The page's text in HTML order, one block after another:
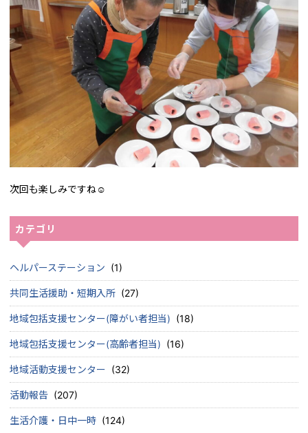
カテゴリ
ヘルパーステーション (1)
共同生活援助・短期入所 (27)
地域包括支援センター(障がい者担当) (18)
地域包括支援センター(高齢者担当) (16)
地域活動支援センター (32)
活動報告 (207)
生活介護・日中一時 (124)
次回も楽しみですね☺